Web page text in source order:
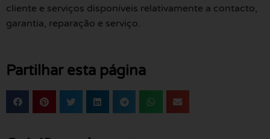
cliente e serviços disponíveis relativamente a contacto,
garantia, reparação e serviço.
Partilhar esta página